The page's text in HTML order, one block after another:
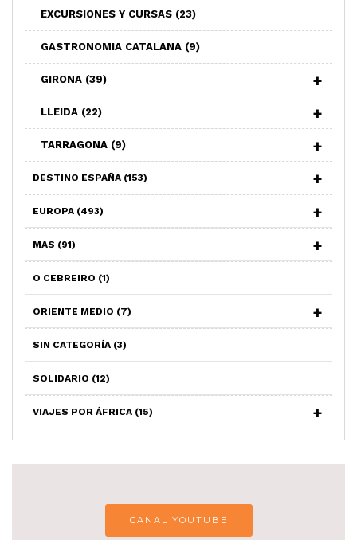
EXCURSIONES Y CURSAS (23)
GASTRONOMIA CATALANA (9)
GIRONA (39)
LLEIDA (22)
TARRAGONA (9)
DESTINO ESPAÑA (153)
EUROPA (493)
MAS (91)
O CEBREIRO (1)
ORIENTE MEDIO (7)
SIN CATEGORÍA (3)
SOLIDARIO (12)
VIAJES POR ÁFRICA (15)
CANAL YOUTUBE